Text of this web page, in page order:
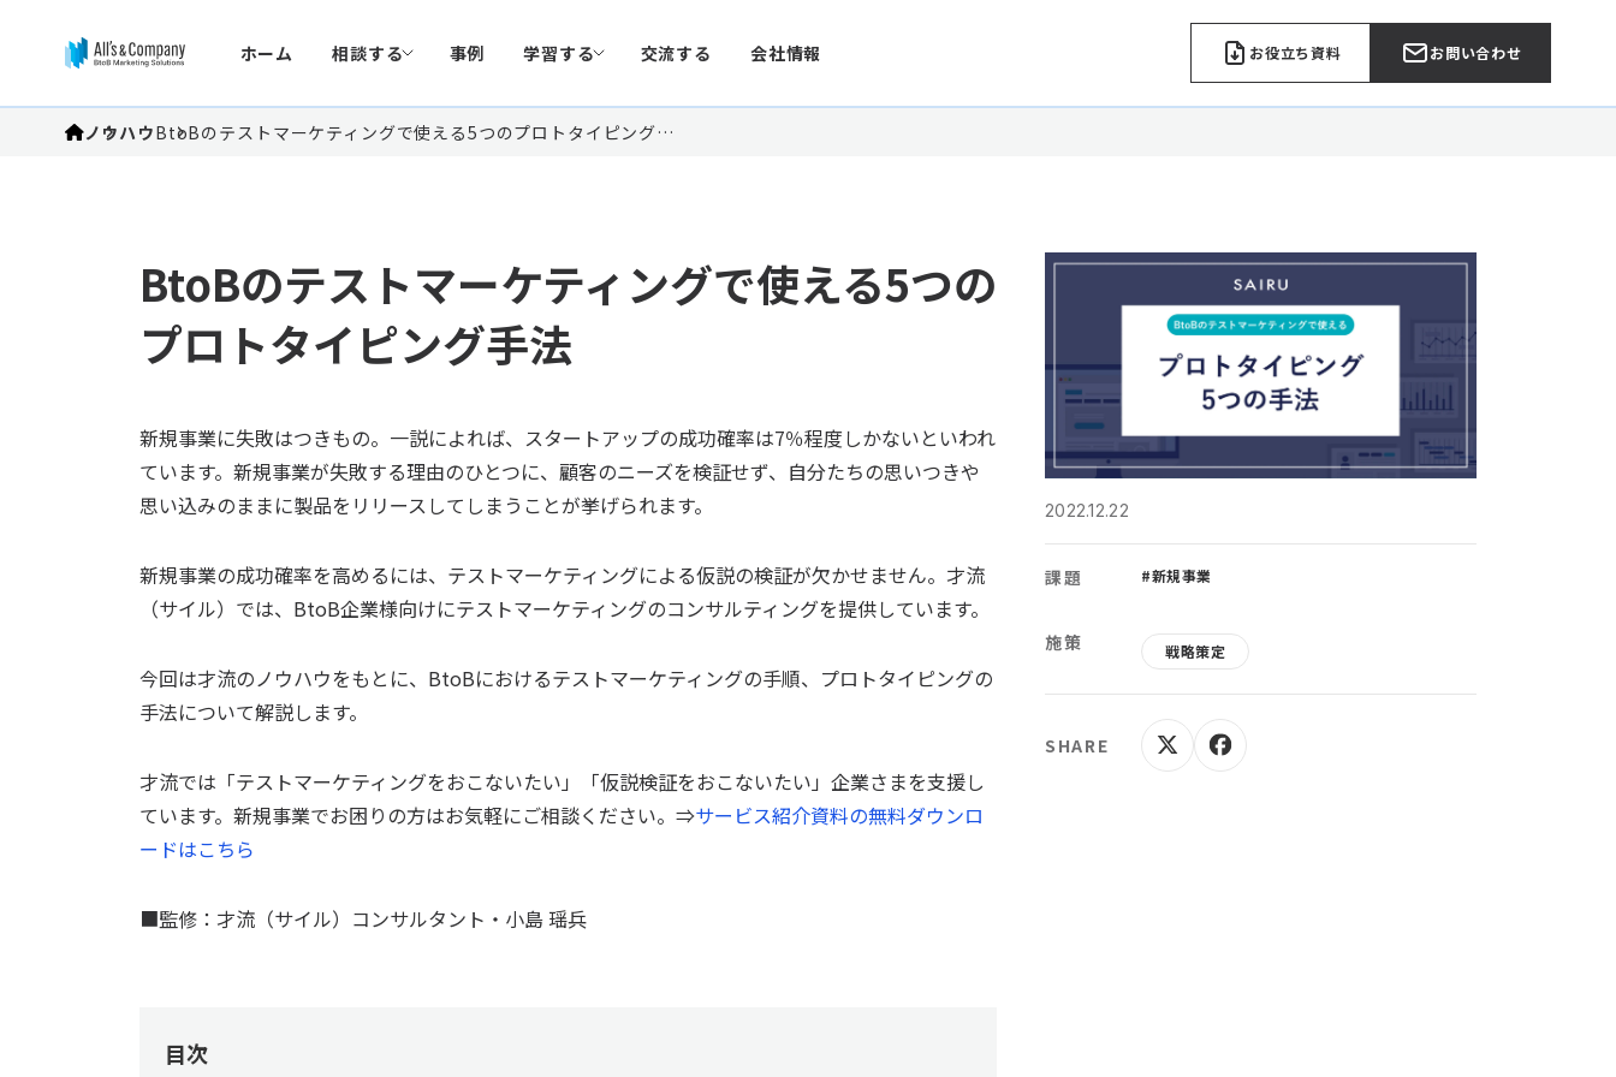
ホーム 相談する 事例 学習する 交流する 会社情報 お役立ち資料 お問い合わせ
ノウハウBtoBのテストマーケティングで使える5つのプロトタイピング…
BtoBのテストマーケティングで使える5つの
プロトタイピング手法
新規事業に失敗はつきもの。一説によれば、スタートアップの成功確率は7％程度しかないといわれ
ています。新規事業が失敗する理由のひとつに、顧客のニーズを検証せず、自分たちの思いつきや
思い込みのままに製品をリリースしてしまうことが挙げられます。
新規事業の成功確率を高めるには、テストマーケティングによる仮説の検証が欠かせません。才流
（サイル）では、BtoB企業様向けにテストマーケティングのコンサルティングを提供しています。
今回は才流のノウハウをもとに、BtoBにおけるテストマーケティングの手順、プロトタイピングの
手法について解説します。
才流では「テストマーケティングをおこないたい」「仮説検証をおこないたい」企業さまを支援し
ています。新規事業でお困りの方はお気軽にご相談ください。⇒サービス紹介資料の無料ダウンロ
ードはこちら
■監修：才流（サイル）コンサルタント・小島 瑶兵
目次
2022.12.22
課題 #新規事業
施策 戦略策定
SHARE